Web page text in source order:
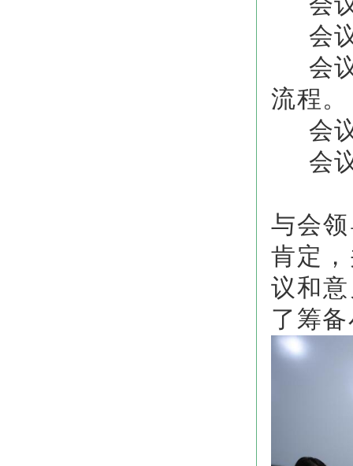
会议
会议
流程。
会议
会议
与会
肯定
议和
了筹